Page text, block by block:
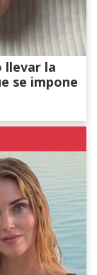
llevar la
se impone